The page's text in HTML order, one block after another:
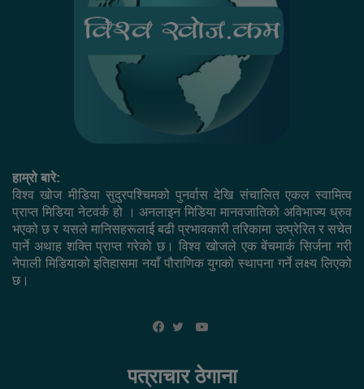
हाम्रो बारे:
विश्व खोज मीडिया सुदुरपश्चिमको पुनर्वास देखि संचालित एकल स्वामित्व
प्राप्त मिडिया नेटवर्क हो । अनलाइन मिडिया मानवजातिको अविभाज्य ध्रुव
भएको छ र यसले मानिसहरूलाई बढी प्रभावकारी तरिकामा उत्प्रेरित र सचेत
पार्ने अथाह शक्ति प्राप्त गरेको छ। विश्व खोजले एक बेंचमार्क सिर्जना गरी
नेपाली मिडियाको इतिहासमा नयाँ पौराणिक युगको स्थापना गर्ने लक्ष्य लिएको
छ।
YouTube
पत्राचार ठेगाना